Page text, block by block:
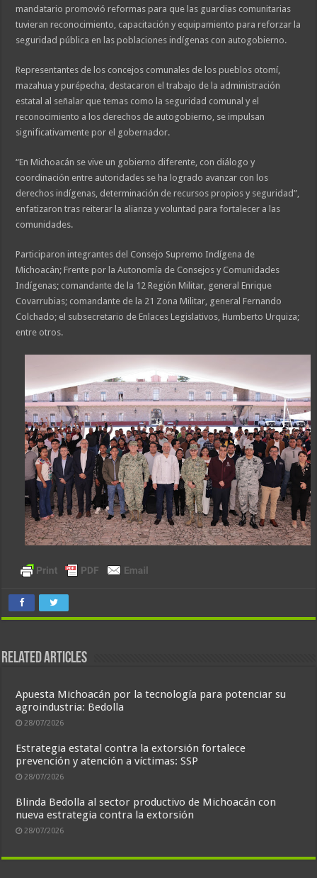
mandatario promovió reformas para que las guardias comunitarias
tuvieran reconocimiento, capacitación y equipamiento para reforzar la
seguridad pública en las poblaciones indígenas con autogobierno.
Representantes de los concejos comunales de los pueblos otomí,
mazahua y purépecha, destacaron el trabajo de la administración
estatal al señalar que temas como la seguridad comunal y el
reconocimiento a los derechos de autogobierno, se impulsan
significativamente por el gobernador.
“En Michoacán se vive un gobierno diferente, con diálogo y
coordinación entre autoridades se ha logrado avanzar con los
derechos indígenas, determinación de recursos propios y seguridad”,
enfatizaron tras reiterar la alianza y voluntad para fortalecer a las
comunidades.
Participaron integrantes del Consejo Supremo Indígena de
Michoacán; Frente por la Autonomía de Consejos y Comunidades
Indígenas; comandante de la 12 Región Militar, general Enrique
Covarrubias; comandante de la 21 Zona Militar, general Fernando
Colchado; el subsecretario de Enlaces Legislativos, Humberto Urquiza;
entre otros.
Related Articles
Apuesta Michoacán por la tecnología para potenciar su
agroindustria: Bedolla
28/07/2026
Estrategia estatal contra la extorsión fortalece
prevención y atención a víctimas: SSP
28/07/2026
Blinda Bedolla al sector productivo de Michoacán con
nueva estrategia contra la extorsión
28/07/2026